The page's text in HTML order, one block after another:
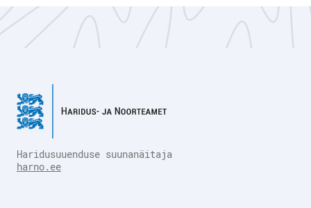
Haridusuuenduse suunanäitaja
harno.ee